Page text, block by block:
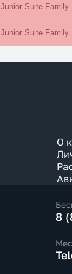
Junior Suite Family
Junior Suite Family
О
8